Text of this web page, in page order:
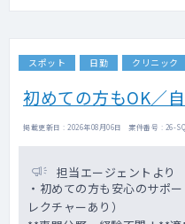
スポット 日勤 クリニック
初めての方もOK／
掲載更新日 : 2026年08月06日 案件番号 : 26-
担当エージェントより
・初めての方も安心のサポ
レクチャーあり）